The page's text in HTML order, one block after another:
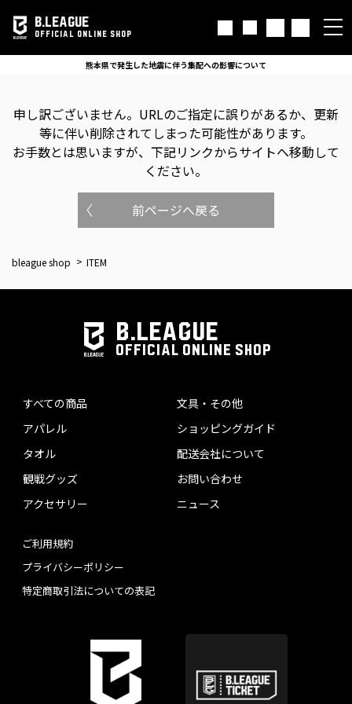
B.LEAGUE
OFFICIAL ONLINE SHOP
熊本県で発生した地震に伴う集配への影響について
申し訳ございません。 URLのご指定に誤りがあるか、更新
等に伴い削除されてしまった可能性があります。
お手数とは思いますが、下記リンクからサイトへ移動して
ください。
前ページへ戻る
bleague shop ITEM
B.LEAGUE
OFFICIAL ONLINE SHOP
すべての商品
アパレル
タオル
観戦グッズ
アクセサリー
文具・その他
ショッピングガイド
配送会社について
お問い合わせ
ニュース
ご利用規約
プライバシーポリシー
特定商取引法についての表記